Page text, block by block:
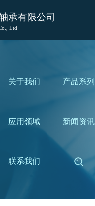
承有限公司
Ltd
关于我们 产品系列
应用领域 新闻资讯
联系我们